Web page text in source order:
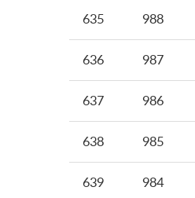
635 988
636 987
637 986
638 985
639 984